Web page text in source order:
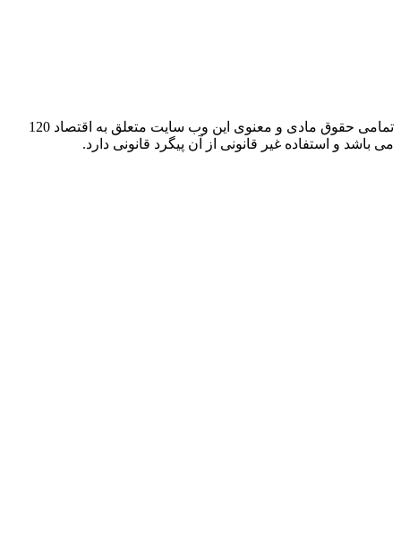
تمامی حقوق مادی و معنوی این وب سایت متعلق به اقتصاد 120
و استفاده غیر قانونی از آن پیگرد قانونی دارد.